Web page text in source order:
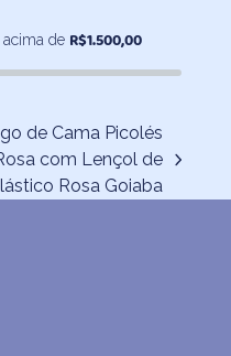
acima de R$1.500,00
de Cama Picolés
com Lençol de
Rosa Goiaba